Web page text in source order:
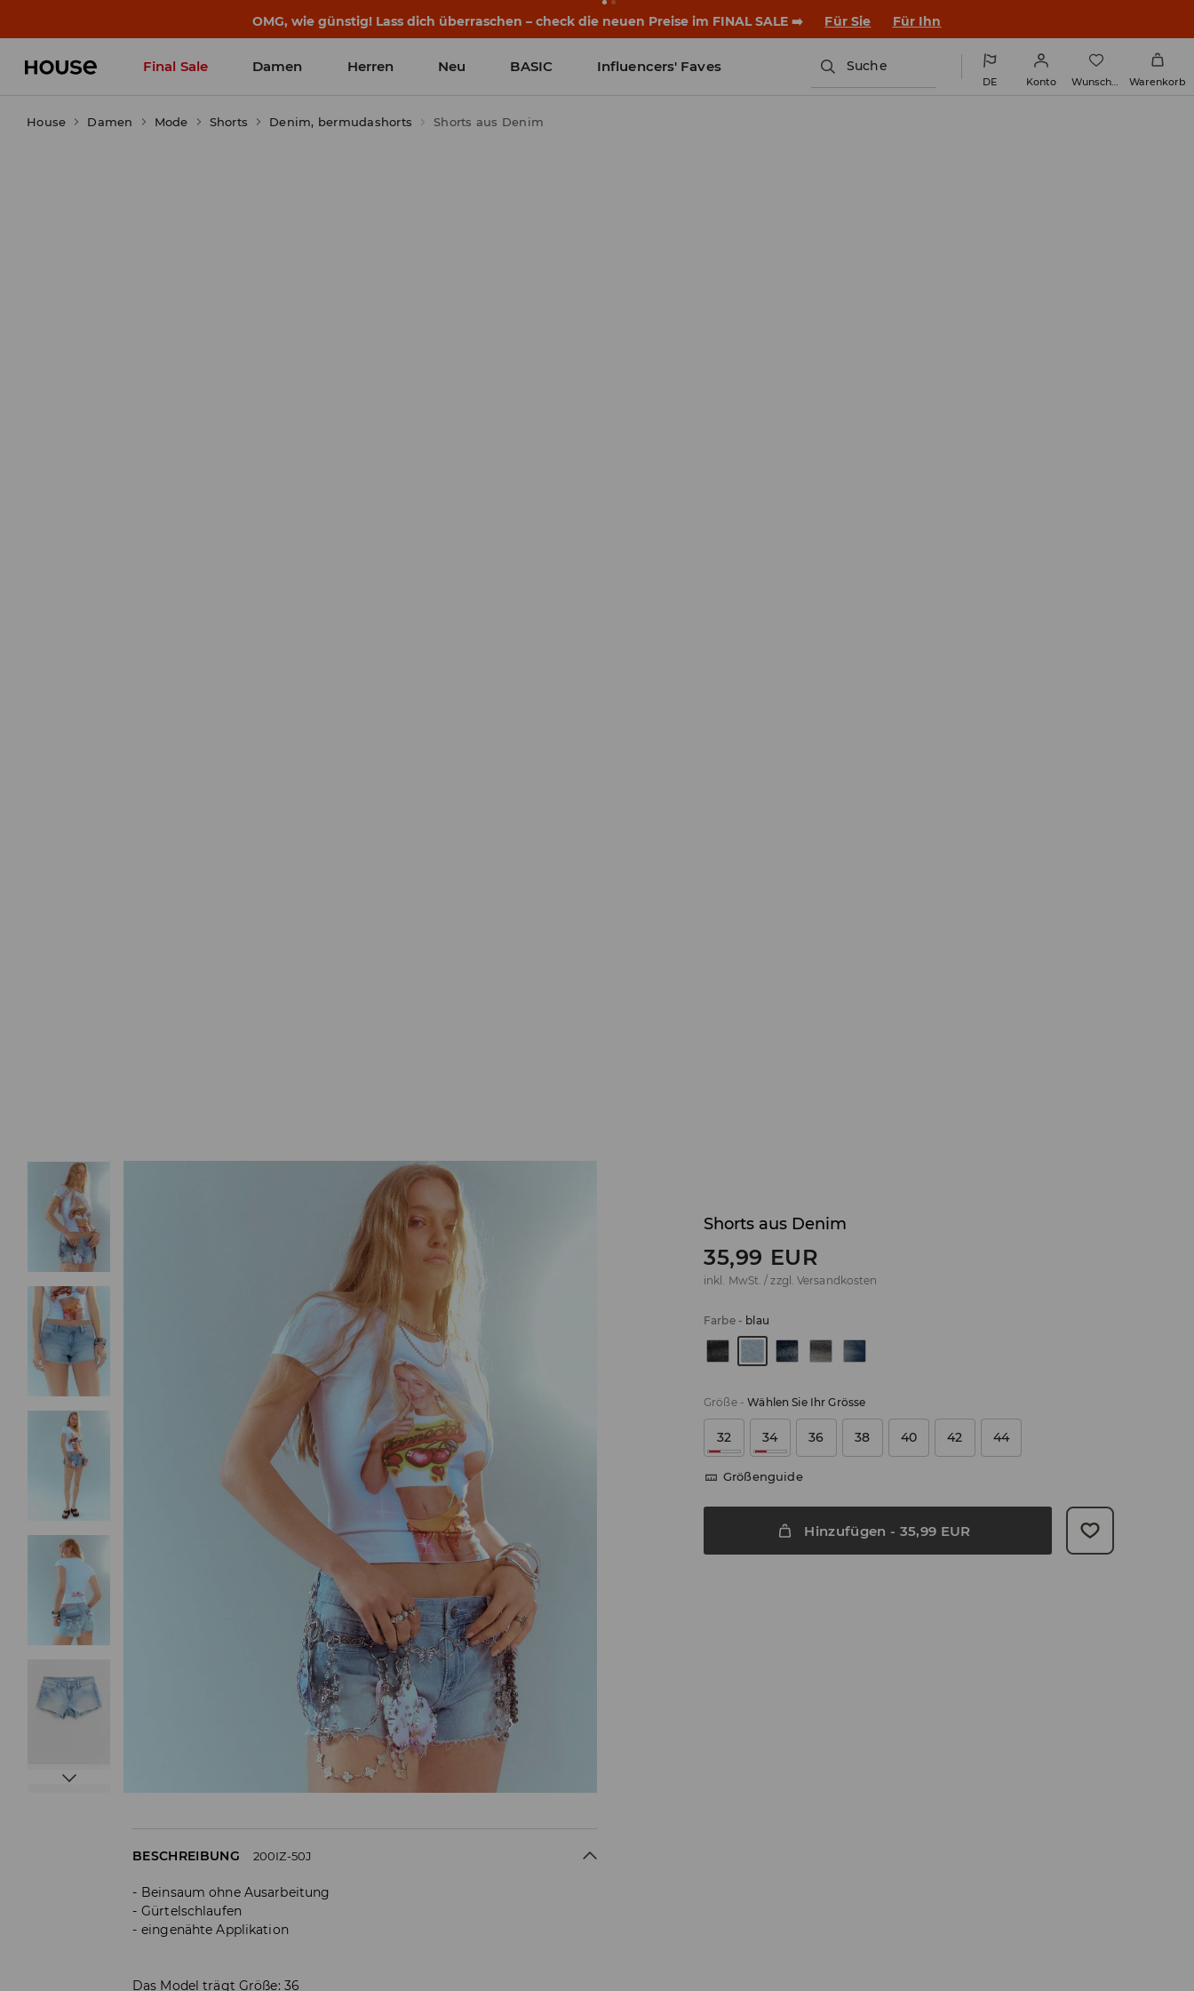
Die besten Geschichten beginnen noch vor dem ersten Klingeln. Starte mit einem neuen Outfit ins Schuljahr!
Final Sale Damen Herren Neu BASIC Influencers' Faves Suche
DE Konto Wunschliste Warenkorb
House Damen Mode Shorts Denim, bermudashorts Shorts aus Denim
Shorts aus Denim
35,99 EUR
inkl. MwSt. / zzgl. Versandkosten
Farbe- blau
Größe-Wählen Sie Ihr Grösse
32 34 36 38 40 42 44
Größenguide
Hinzufügen - 35,99 EUR
BESCHREIBUNG 200IZ-50J
Beinsaum ohne Ausarbeitung
Gürtelschlaufen
eingenähte Applikation
Das Model trägt Größe: 36